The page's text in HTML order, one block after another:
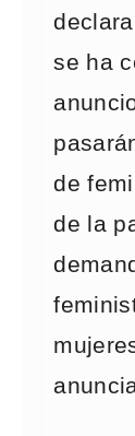
se ha
de
de la